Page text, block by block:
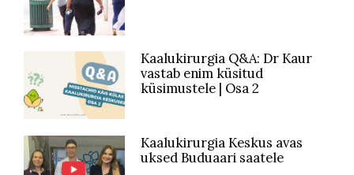
Kaalukirurgia Q&A: Dr Kaur
vastab enim küsitud
küsimustele | Osa 2
Kaalukirurgia Keskus avas
uksed Buduaari saatele